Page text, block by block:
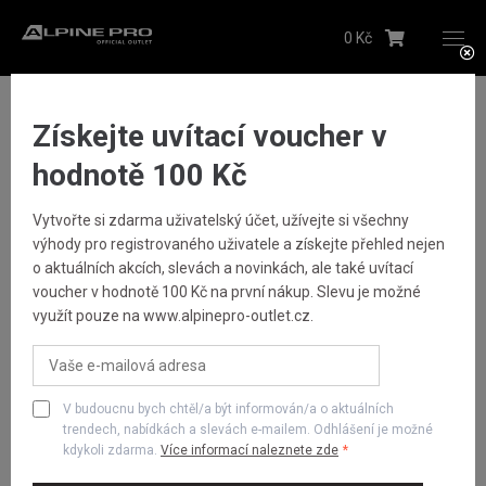
Získejte uvítací voucher v
hodnotě 100 Kč
Vytvořte si zdarma uživatelský účet, užívejte si všechny
výhody pro registrovaného uživatele a získejte přehled nejen
o aktuálních akcích, slevách a novinkách, ale také uvítací
voucher v hodnotě 100 Kč na první nákup. Slevu je možné
využít pouze na www.alpinepro-outlet.cz.
V budoucnu bych chtěl/a být informován/a o aktuálních
trendech, nabídkách a slevách e-mailem. Odhlášení je možné
kdykoli zdarma. Více informací naleznete zde
0 Kč
Dámské
Pánské
Dětské
Obuv
Upozornění budeme zasílat na Vámi registrovanou
adresu
Odeslat